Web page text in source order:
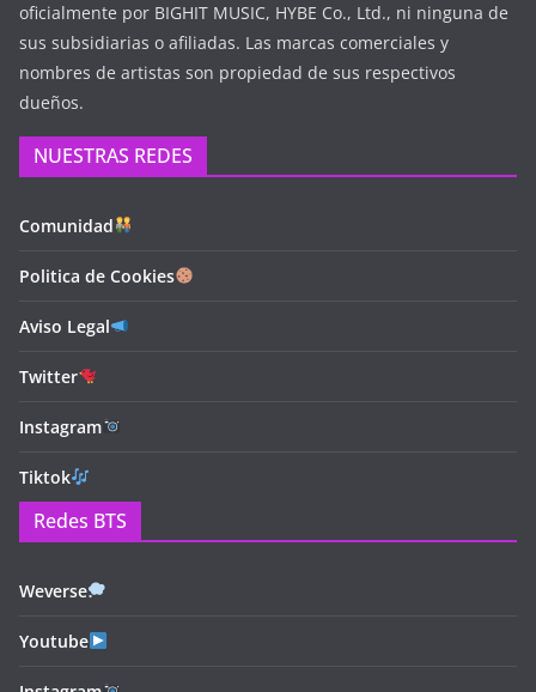
oficialmente por BIGHIT MUSIC, HYBE Co., Ltd., ni ninguna de
sus subsidiarias o afiliadas. Las marcas comerciales y
nombres de artistas son propiedad de sus respectivos
dueños.
NUESTRAS REDES
Comunidad
Politica de Cookies
Aviso Legal
Twitter
Instagram
Tiktok
Redes BTS
Weverse
Youtube